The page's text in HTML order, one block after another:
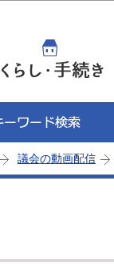
議会の動画配信